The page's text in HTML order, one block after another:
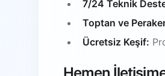
7/24 Teknik
Toptan ve
Ücretsiz Keşif:
Hemen